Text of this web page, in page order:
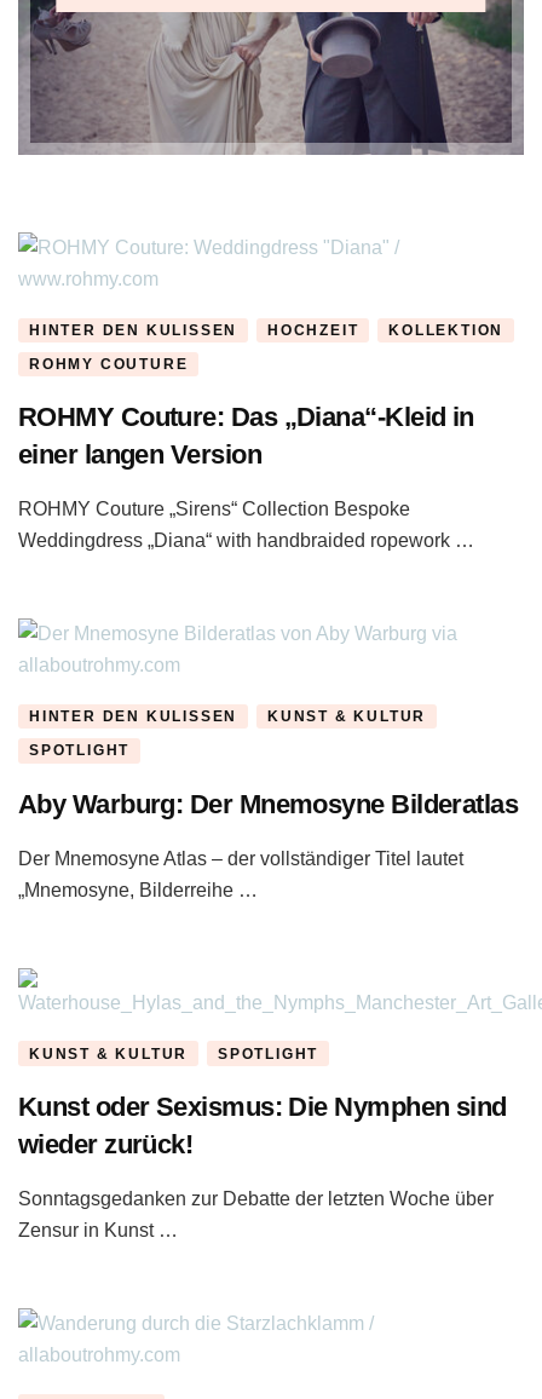
HINTER DEN KULISSEN HOCHZEIT KOLLEKTION
ROHMY COUTURE
ROHMY Couture: Das „Diana“-Kleid in
einer langen Version
ROHMY Couture „Sirens“ Collection Bespoke
Weddingdress „Diana“ with handbraided ropework …
HINTER DEN KULISSEN KUNST & KULTUR
SPOTLIGHT
Aby Warburg: Der Mnemosyne Bilderatlas
Der Mnemosyne Atlas – der vollständiger Titel lautet
„Mnemosyne, Bilderreihe …
KUNST & KULTUR SPOTLIGHT
Kunst oder Sexismus: Die Nymphen sind
wieder zurück!
Sonntagsgedanken zur Debatte der letzten Woche über
Zensur in Kunst …